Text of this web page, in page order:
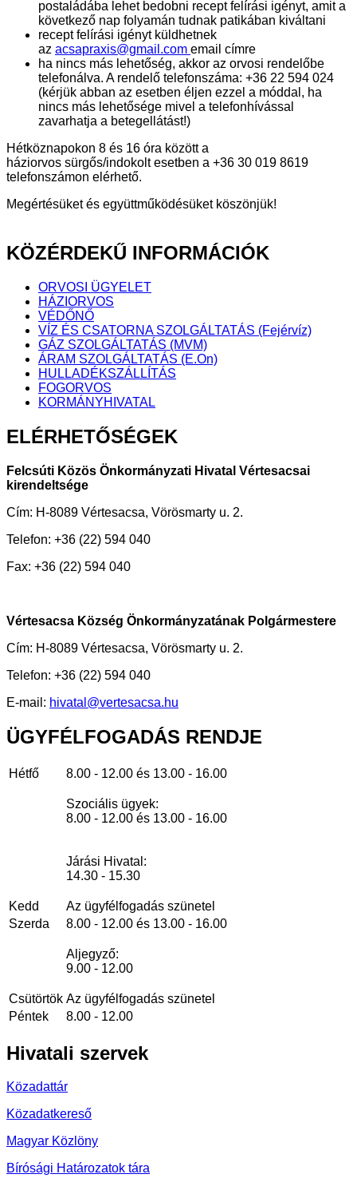
postaládába lehet bedobni recept felírási igényt, amit a
következő nap folyamán tudnak patikában kiváltani
recept felírási igényt küldhetnek
az acsapraxis@gmail.com email címre
ha nincs más lehetőség, akkor az orvosi rendelőbe
telefonálva. A rendelő telefonszáma: +36 22 594 024
(kérjük abban az esetben éljen ezzel a móddal, ha
nincs más lehetősége mivel a telefonhívással
zavarhatja a betegellátást!)
Hétköznapokon 8 és 16 óra között a
háziorvos sürgős/indokolt esetben a +36 30 019 8619
telefonszámon elérhető.
Megértésüket és együttműködésüket köszönjük!
KÖZÉRDEKŰ INFORMÁCIÓK
ORVOSI ÜGYELET
HÁZIORVOS
VÉDŐNŐ
VÍZ ÉS CSATORNA SZOLGÁLTATÁS (Fejérvíz)
GÁZ SZOLGÁLTATÁS (MVM)
ÁRAM SZOLGÁLTATÁS (E.On)
HULLADÉKSZÁLLÍTÁS
FOGORVOS
KORMÁNYHIVATAL
ELÉRHETŐSÉGEK
Felcsúti Közös Önkormányzati Hivatal Vértesacsai
kirendeltsége
Cím: H-8089 Vértesacsa, Vörösmarty u. 2.
Telefon: +36 (22) 594 040
Fax: +36 (22) 594 040
Vértesacsa Község Önkormányzatának Polgármestere
Cím: H-8089 Vértesacsa, Vörösmarty u. 2.
Telefon: +36 (22) 594 040
E-mail: hivatal@vertesacsa.hu
ÜGYFÉLFOGADÁS RENDJE
Hétfő 8.00 - 12.00 és 13.00 - 16.00
Szociális ügyek:
8.00 - 12.00 és 13.00 - 16.00
Járási Hivatal:
14.30 - 15.30
Kedd
Az ügyfélfogadás szünetel
Szerda
8.00 - 12.00 és 13.00 - 16.00
Aljegyző:
9.00 - 12.00
Csütörtök Az ügyfélfogadás szünetel
Péntek
8.00 - 12.00
Hivatali szervek
Közadattár
Közadatkereső
Magyar Közlöny
Bírósági Határozatok tára